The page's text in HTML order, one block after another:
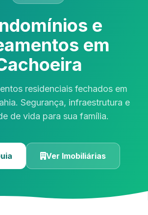
e
em
residenciais fechados em
Segurança, infraestrutura e
de vida para sua família.
Ver Imobiliárias